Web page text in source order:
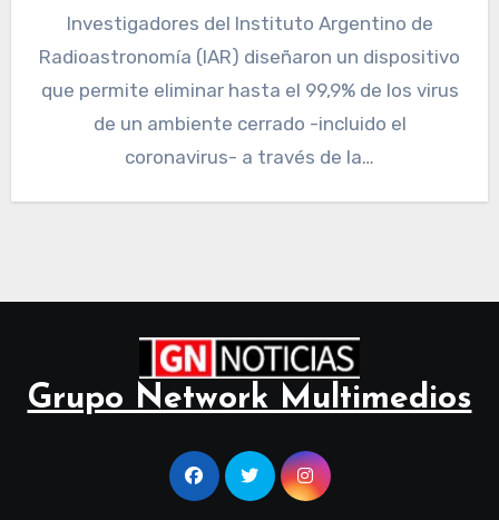
Investigadores del Instituto Argentino de
Radioastronomía (IAR) diseñaron un dispositivo
que permite eliminar hasta el 99,9% de los virus
de un ambiente cerrado -incluido el
coronavirus- a través de la…
Grupo Network Multimedios